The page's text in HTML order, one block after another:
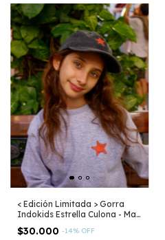
< Edición Limitada > Gorra
Indokids Estrella Culona - Mar
Argentino
$30.000 -14% OFF